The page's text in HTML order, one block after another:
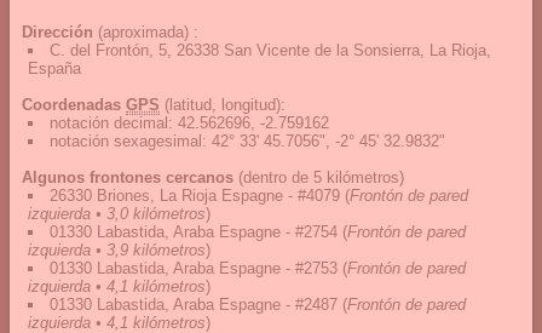
Dirección (aproximada) :
C. del Frontón, 5, 26338 San Vicente de la Sonsierra, La Rioja,
España
Coordenadas GPS (latitud, longitud):
notación decimal : 42.562696, -2.759162
notación sexagesimal : 42° 33' 45.7056", -2° 45' 32.9832"
Algunos frontones cercanos (dentro de 5 kilómetros)
26330 Briones, La Rioja Espagne - #4079 (Frontón de pared
izquierda • 3,0 kilómetros)
01330 Labastida, Araba Espagne - #2754 (Frontón de pared
izquierda • 3,9 kilómetros)
01330 Labastida, Araba Espagne - #2753 (Frontón de pared
izquierda • 4,1 kilómetros)
01330 Labastida, Araba Espagne - #2487 (Frontón de pared
izquierda • 4,1 kilómetros)